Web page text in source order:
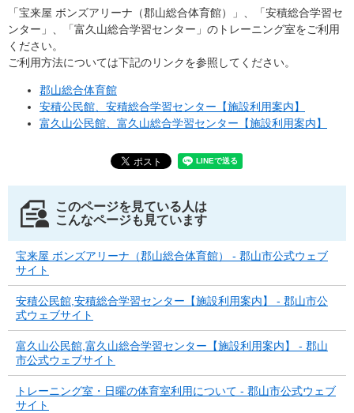
「宝来屋 ボンズアリーナ（郡山総合体育館）」、「安積総合学習セ
ンター」、「富久山総合学習センター」のトレーニング室をご利用
ください。
ご利用方法については下記のリンクを参照してください。
郡山総合体育館
安積公民館、安積総合学習センター【施設利用案内】
富久山公民館、富久山総合学習センター【施設利用案内】
このページを見ている人は
こんなページも見ています
宝来屋 ボンズアリーナ（郡山総合体育館） - 郡山市公式ウェブ
サイト
安積公民館,安積総合学習センター【施設利用案内】 - 郡山市公
式ウェブサイト
富久山公民館,富久山総合学習センター【施設利用案内】 - 郡山
市公式ウェブサイト
トレーニング室・日曜の体育室利用について - 郡山市公式ウェブ
サイト